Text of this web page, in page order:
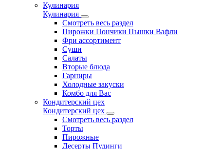
Кулинария
Кулинария
Смотреть весь раздел
Пирожки Пончики Пышки Вафли
Фри ассортимент
Суши
Салаты
Вторые блюда
Гарниры
Холодные закуски
Комбо для Вас
Кондитерский цех
Кондитерский цех
Смотреть весь раздел
Торты
Пирожные
Десерты Пудинги